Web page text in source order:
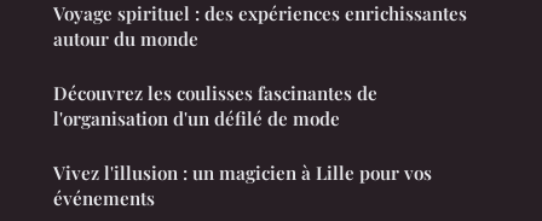
Voyage spirituel : des expériences enrichissantes
autour du monde
Découvrez les coulisses fascinantes de
l'organisation d'un défilé de mode
Vivez l'illusion : un magicien à Lille pour vos
événements